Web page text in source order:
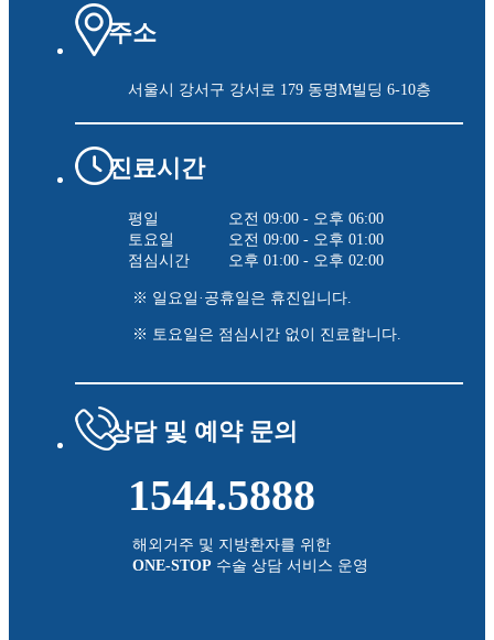
주소
서울시 강서구 강서로 179 동명M빌딩 6-10층
진료시간
평일
오전 09:00 - 오후 06:00
토요일
오전 09:00 - 오후 01:00
점심시간
오후 01:00 - 오후 02:00
※ 일요일·공휴일은 휴진입니다.
※ 토요일은 점심시간 없이 진료합니다.
상담 및 예약 문의
1544.5888
해외거주 및 지방환자를 위한
ONE-STOP 수술 상담 서비스 운영